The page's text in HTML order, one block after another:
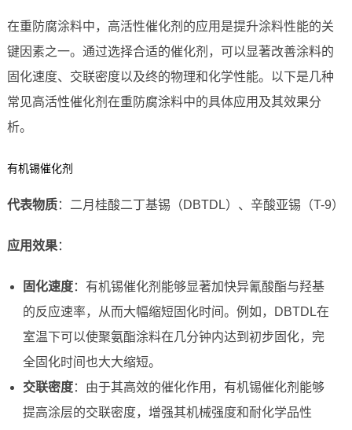
在重防腐涂料中，高活性催化剂的应用是提升涂料性能的关
键因素之一。通过选择合适的催化剂，可以显著改善涂料的
固化速度、交联密度以及终的物理和化学性能。以下是几种
常见高活性催化剂在重防腐涂料中的具体应用及其效果分
析。
有机锡催化剂
代表物质：二月桂酸二丁基锡（DBTDL）、辛酸亚锡（T-9）
应用效果：
固化速度：有机锡催化剂能够显著加快异氰酸酯与羟基
的反应速率，从而大幅缩短固化时间。例如，DBTDL在
室温下可以使聚氨酯涂料在几分钟内达到初步固化，完
全固化时间也大大缩短。
交联密度：由于其高效的催化作用，有机锡催化剂能够
提高涂层的交联密度，增强其机械强度和耐化学品性